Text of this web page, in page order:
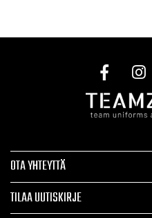
OTA YHTEYTTÄ
TILAA UUTISKIRJE